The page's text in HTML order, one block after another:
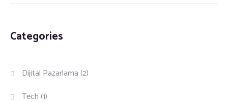
Categories
Dijital Pazarlama (2)
Tech (1)